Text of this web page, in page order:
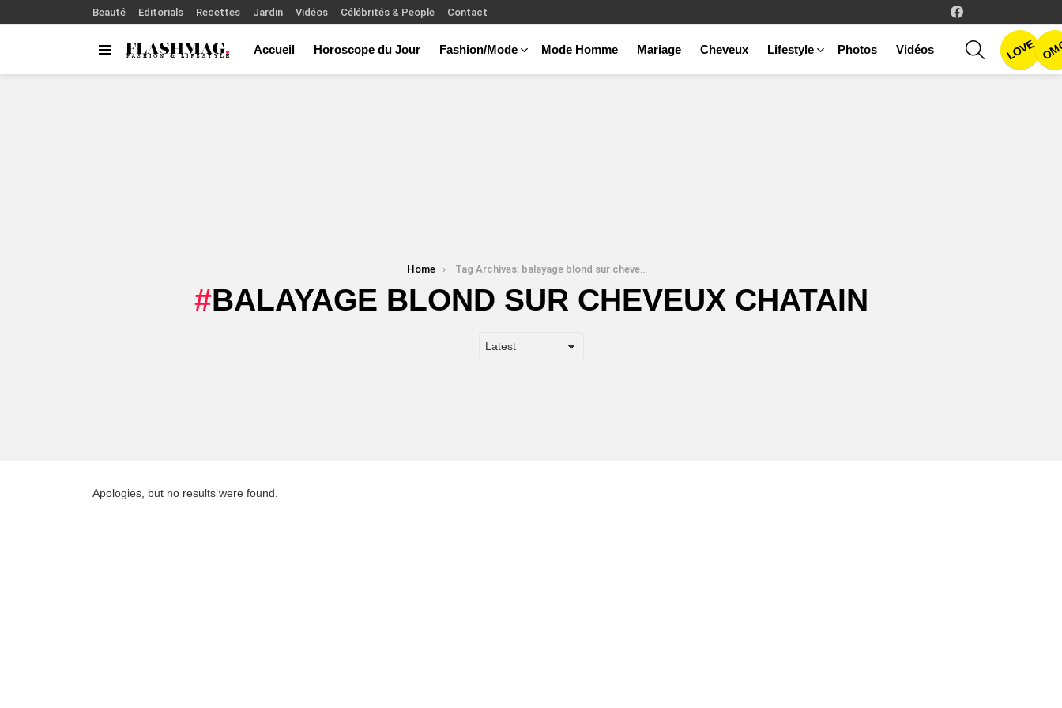
Beauté Editorials Recettes Jardin Vidéos Célébrités & People Contact
Accueil Horoscope du Jour Fashion/Mode Mode Homme Mariage Cheveux Lifestyle Photos Vidéos
SEARCHLOVE
Home Tag Archives: balayage blond sur cheveux chatain
BALAYAGE BLOND SUR CHEVEUX CHATAIN
Apologies, but no results were found.